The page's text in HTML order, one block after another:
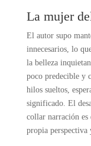
La mujer
El autor supo
innecesarios, lo
la belleza
poco predecible y
hilos sueltos,
significado. El
collar narración es
propia perspectiva